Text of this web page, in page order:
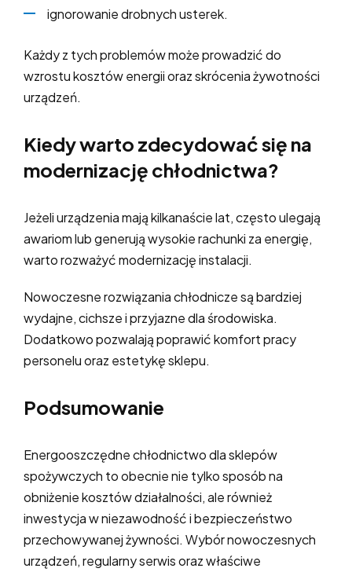
ignorowanie drobnych usterek.
Każdy z tych problemów może prowadzić do
wzrostu kosztów energii oraz skrócenia żywotności
urządzeń.
Kiedy warto zdecydować się na
modernizację chłodnictwa?
Jeżeli urządzenia mają kilkanaście lat, często ulegają
awariom lub generują wysokie rachunki za energię,
warto rozważyć modernizację instalacji.
Nowoczesne rozwiązania chłodnicze są bardziej
wydajne, cichsze i przyjazne dla środowiska.
Dodatkowo pozwalają poprawić komfort pracy
personelu oraz estetykę sklepu.
Podsumowanie
Energooszczędne chłodnictwo dla sklepów
spożywczych to obecnie nie tylko sposób na
obniżenie kosztów działalności, ale również
inwestycja w niezawodność i bezpieczeństwo
przechowywanej żywności. Wybór nowoczesnych
urządzeń, regularny serwis oraz właściwe